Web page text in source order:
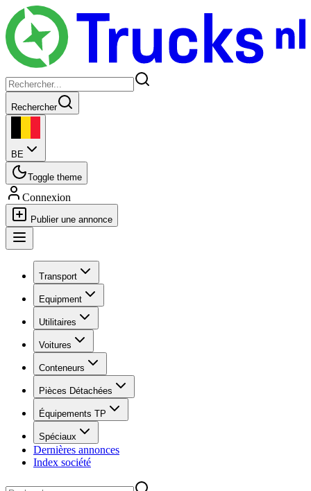
Rechercher
BE
Toggle theme
Connexion
Publier une annonce
Transport
Equipment
Utilitaires
Voitures
Conteneurs
Pièces Détachées
Équipements TP
Spéciaux
Dernières annonces
Index société